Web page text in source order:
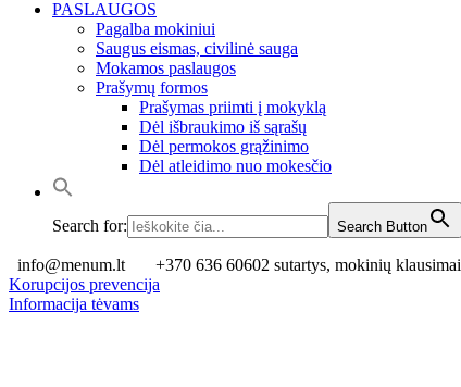
PASLAUGOS
Pagalba mokiniui
Saugus eismas, civilinė sauga
Mokamos paslaugos
Prašymų formos
Prašymas priimti į mokyklą
Dėl išbraukimo iš sąrašų
Dėl permokos grąžinimo
Dėl atleidimo nuo mokesčio
Search for: Search Button
info@menum.lt +370 636 60602 sutartys, mokinių klausimai
Korupcijos prevencija
Informacija tėvams